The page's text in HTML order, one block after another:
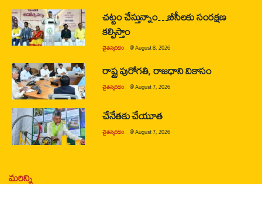
చట్టం చేస్తున్నాం…బీసీలకు సంరక్షణ
కల్పిస్తాం
చైతన్యరధం @August 8, 2026
రాష్ట్ర పురోగతి, రాజధాని వికాసం
చైతన్యరధం @August 7, 2026
చేనేతకు చేయూత
చైతన్యరధం @August 7, 2026
మరిన్ని